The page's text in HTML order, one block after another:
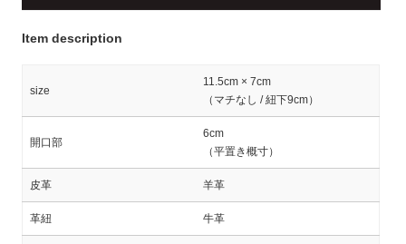
Item description
size
11.5cm × 7cm
（マチなし / 紐下9cm）
開口部
6cm
（平置き概寸）
皮革 羊革
革紐 牛革